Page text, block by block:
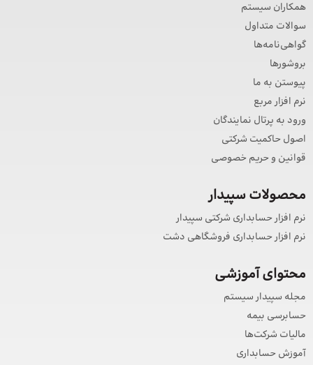
همکاران سیستم
سوالات متداول
گواهی‌نامه‌ها
بروشورها
پیوستن به ما
نرم افزار مربع
ورود به پرتال نمایندگان
اصول حاکمیت شرکتی
قوانین و حریم خصوصی
محصولات سپیدار
نرم افزار حسابداری شرکتی سپیدار
نرم افزار حسابداری فروشگاهی دشت
محتوای آموزشی
مجله سپیدار سیستم
حسابرسی بیمه
مالیات شرکت‌ها
آموزش حسابداری